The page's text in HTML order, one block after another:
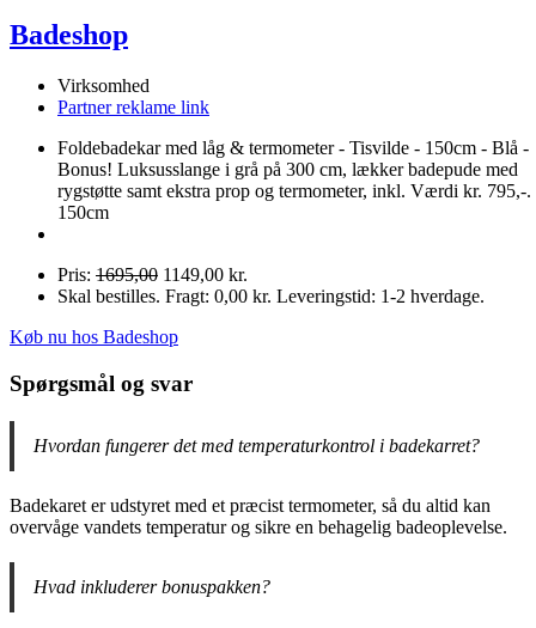
Badeshop
Virksomhed
Partner reklame link
Foldebadekar med låg & termometer - Tisvilde - 150cm - Blå -
Bonus! Luksusslange i grå på 300 cm, lækker badepude med
rygstøtte samt ekstra prop og termometer, inkl. Værdi kr. 795,-.
150cm
Pris: 1695,00 1149,00 kr.
Skal bestilles. Fragt: 0,00 kr. Leveringstid: 1-2 hverdage.
Køb nu hos Badeshop
Spørgsmål og svar
Hvordan fungerer det med temperaturkontrol i badekarret?
Badekaret er udstyret med et præcist termometer, så du altid kan
overvåge vandets temperatur og sikre en behagelig badeoplevelse.
Hvad inkluderer bonuspakken?